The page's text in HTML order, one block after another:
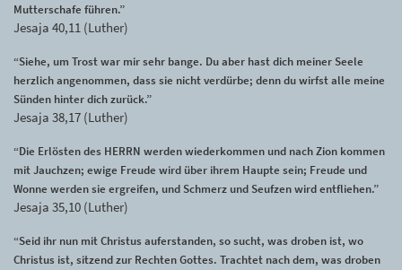
Mutterschafe führen.”
Jesaja 40,11 (Luther)
“Siehe, um Trost war mir sehr bange. Du aber hast dich meiner Seele
herzlich angenommen, dass sie nicht verdürbe; denn du wirfst alle meine
Sünden hinter dich zurück.”
Jesaja 38,17 (Luther)
“Die Erlösten des HERRN werden wiederkommen und nach Zion kommen
mit Jauchzen; ewige Freude wird über ihrem Haupte sein; Freude und
Wonne werden sie ergreifen, und Schmerz und Seufzen wird entfliehen.”
Jesaja 35,10 (Luther)
“Seid ihr nun mit Christus auferstanden, so sucht, was droben ist, wo
Christus ist, sitzend zur Rechten Gottes. Trachtet nach dem, was droben